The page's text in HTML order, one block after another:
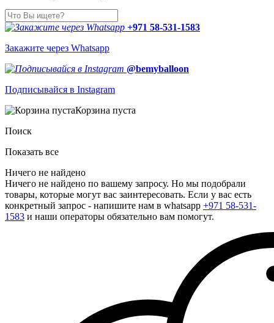
+971 58-531-1583
Закажите через Whatsapp
@bemyballoon
Подписывайся в Instagram
Корзина пуста
Поиск
Показать все
Ничего не найдено
Ничего не найдено по вашему запросу. Но мы подобрали
товары, которые могут вас заинтересовать. Если у вас есть
конкретный запрос - напишите нам в whatsapp +971 58-531-
1583 и наши операторы обязательно вам помогут.